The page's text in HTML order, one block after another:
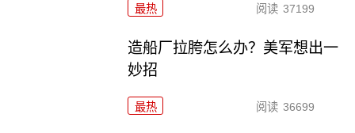
最热 阅读 37199
造船厂拉胯怎么办？美军想出一
妙招
最热 阅读 36699